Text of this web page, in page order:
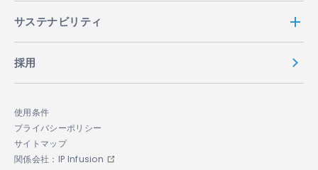
サステナビリティ
採用
使用条件
プライバシーポリシー
サイトマップ
関係会社：IP Infusion